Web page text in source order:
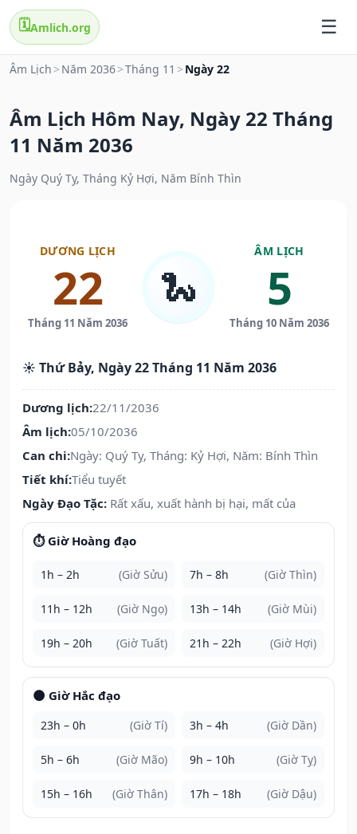
🗓️Amlich.org
Âm Lịch > Năm 2036>Tháng 11 > Ngày 22
Âm Lịch Hôm Nay, Ngày 22 Tháng
11 Năm 2036
Ngày Quý Tỵ, Tháng Kỷ Hợi, Năm Bính Thìn
DƯƠNG LỊCH
22
Tháng 11 Năm 2036
🐍
ÂM LỊCH
5
Tháng 10 Năm 2036
☀️ Thứ Bảy, Ngày 22 Tháng 11 Năm 2036
Dương lịch:22/11/2036
Âm lịch:05/10/2036
Can chi:Ngày: Quý Tỵ, Tháng: Kỷ Hợi, Năm: Bính Thìn
Tiết khí:Tiểu tuyết
Ngày Đạo Tặc: Rất xấu, xuất hành bị hại, mất của
⏱️ Giờ Hoàng đạo
1h – 2h (Giờ Sửu) 7h – 8h (Giờ Thìn)
11h – 12h (Giờ Ngọ) 13h – 14h (Giờ Mùi)
19h – 20h (Giờ Tuất) 21h – 22h (Giờ Hợi)
🌑 Giờ Hắc đạo
23h – 0h (Giờ Tí) 3h – 4h (Giờ Dần)
5h – 6h (Giờ Mão) 9h – 10h (Giờ Tỵ)
15h – 16h (Giờ Thân) 17h – 18h (Giờ Dậu)